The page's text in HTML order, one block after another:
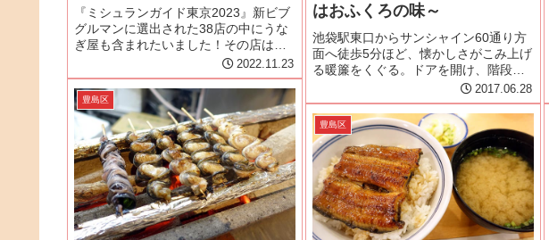
『ミシュランガイド東京2023』新ビブ
グルマンに選出された38店の中にうな
ぎ屋も含まれたいました！その店は、
JR山手線・目白駅改札を出て左の階段
降りてすぐ左、紺色ののれんが目印の
うなぎ屋「目白ぞろ芽」ぞろ芽のウリ
のひとつが、幻のうなぎと呼ば...
2022.11.23
はおふくろの味～
池袋駅東口からサンシャイン60通り方
面へ徒歩5分ほど、懐かしさがこみ上げ
る暖簾をくぐる。ドアを開け、階段を
降りると、昭和へタイムスリップした
かのような空間へいざなわれる。気さ
くで元気の良い女将さんの「いらっし
ゃいませ。」の声を受けて、カウン...
2017.06.28
豊島区
豊島区